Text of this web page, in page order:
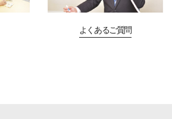
よくあるご質問